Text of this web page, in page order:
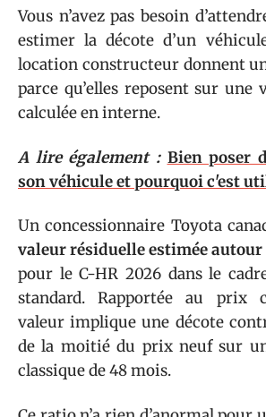
Vous n’avez pas besoin
estimer la décote d’un
location constructeur donnent
parce qu’elles reposent sur une
calculée en interne.
A lire également : Bien poser
son véhicule et pourquoi c'est
Un concessionnaire Toyota
valeur résiduelle estimée autour
pour le C-HR 2026 dans le
standard. Rapportée au prix
valeur implique une décote
de la moitié du prix neuf sur
classique de 48 mois.